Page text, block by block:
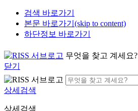
검색 바로가기
본문 바로가기(skip to content)
하단정보 바로가기
무엇을 찾고 계세요?
닫기
상세검색
상세검색